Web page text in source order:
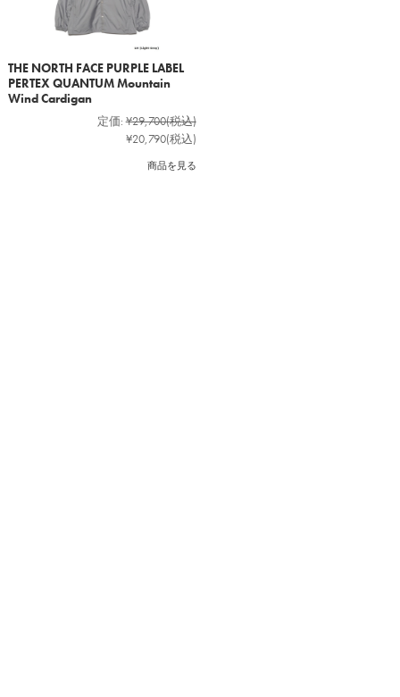
THE NORTH FACE PURPLE LABEL
PERTEX QUANTUM Mountain
Wind Cardigan
定価: ¥29,700(税込)
¥20,790(税込)
商品を見る